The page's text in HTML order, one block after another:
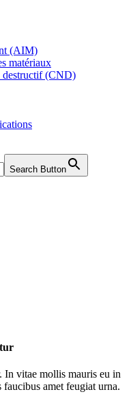
(AIM)
matériaux
destructif (CND)
Search Button
In vitae mollis mauris eu in
amet feugiat urna.